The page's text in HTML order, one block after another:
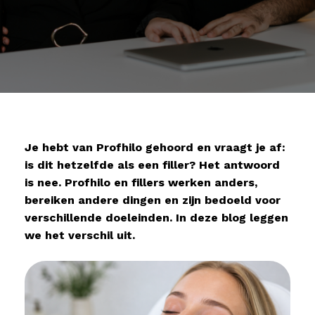
Je hebt van Profhilo gehoord en vraagt je af:
is dit hetzelfde als een filler? Het antwoord
is nee. Profhilo en fillers werken anders,
bereiken andere dingen en zijn bedoeld voor
verschillende doeleinden. In deze blog leggen
we het verschil uit.